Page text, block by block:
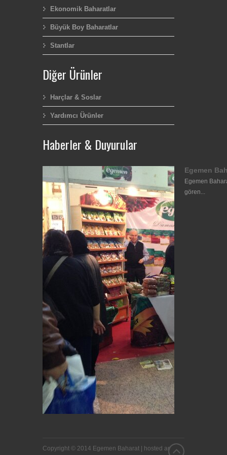
Ekonomik Baharatlar
Büyük Boy Baharatlar
Stantlar
Diğer Ürünler
Harçlar & Soslar
Yardımcı Ürünler
Haberler & Duyurular
Egemen
Egemen
gören...
Copyright © 2014 Egemen Baharat |
hosted and